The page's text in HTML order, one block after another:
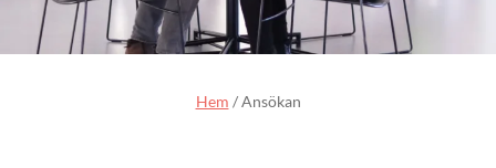
Hem /Ansökan